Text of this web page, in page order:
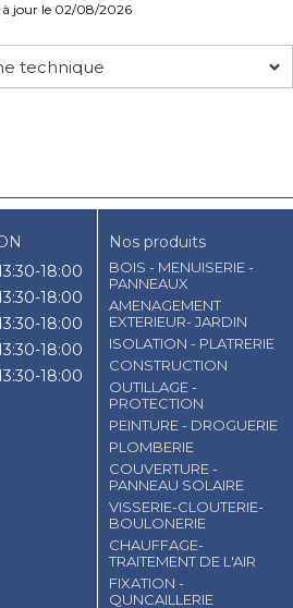
à jour le 02/08/2026
technique
18:00
18:00
18:00
18:00
18:00
Nos produits
BOIS - MENUISERIE -
PANNEAUX
AMENAGEMENT
EXTERIEUR- JARDIN
ISOLATION - PLATRERIE
CONSTRUCTION
OUTILLAGE -
PROTECTION
PEINTURE - DROGUERIE
PLOMBERIE
COUVERTURE -
PANNEAU SOLAIRE
VISSERIE-CLOUTERIE-
BOULONERIE
CHAUFFAGE-
TRAITEMENT DE L'AIR
FIXATION -
QUNCAILLERIE